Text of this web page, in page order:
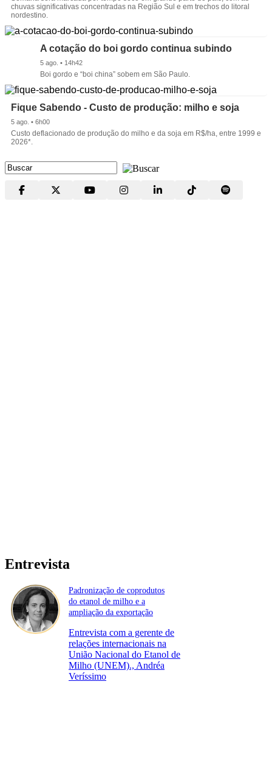
chuvas significativas concentradas na Região Sul e em trechos do litoral
nordestino.
A cotação do boi gordo continua subindo
5 ago. • 14h42
Boi gordo e “boi china” sobem em São Paulo.
Fique Sabendo - Custo de produção: milho e soja
5 ago. • 6h00
Custo deflacionado de produção do milho e da soja em R$/ha, entre 1999 e
2026*.
Entrevista
Padronização de coprodutos
do etanol de milho e a
ampliação da exportação
Entrevista com a gerente de
relações internacionais na
União Nacional do Etanol de
Milho (UNEM)., Andréa
Veríssimo